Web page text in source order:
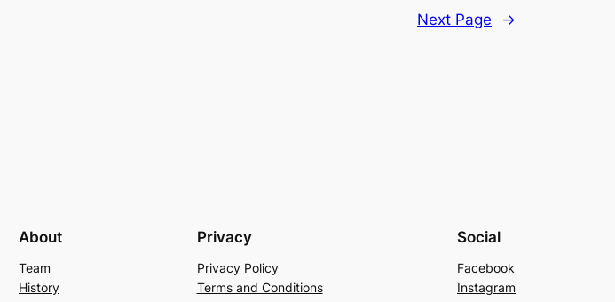
Next Page →
About
Team
History
Privacy
Privacy Policy
Terms and Conditions
Social
Facebook
Instagram